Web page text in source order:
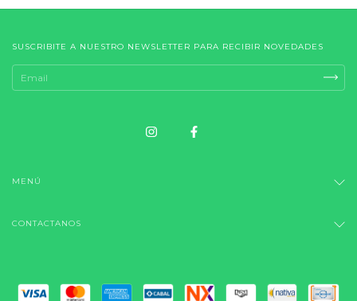
SUSCRIBITE A NUESTRO NEWSLETTER PARA RECIBIR NOVEDADES
MENÚ
CONTACTANOS